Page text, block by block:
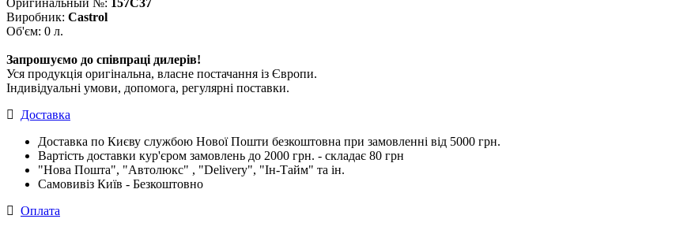
Оригинальный №: 157C37
Виробник: Castrol
Об'єм: 0 л.
Запрошуємо до співпраці дилерів!
Уся продукція оригінальна, власне постачання із Європи.
Індивідуальні умови, допомога, регулярні поставки.
Доставка
Доставка по Києву службою Нової Пошти безкоштовна при замовленні від 5000 грн.
Вартість доставки кур'єром замовлень до 2000 грн. - складає 80 грн
"Нова Пошта", "Автолюкс" , "Delivery", "Iн-Тайм" та ін.
Самовивіз Київ - Безкоштовно
Оплата